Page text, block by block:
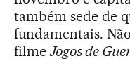
também sede de
fundamentais.
filmeJogos de